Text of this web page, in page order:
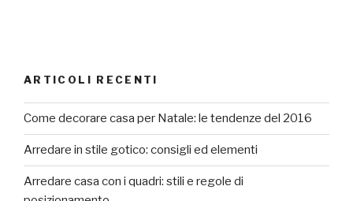
ARTICOLI RECENTI
Come decorare casa per Natale: le tendenze del 2016
Arredare in stile gotico: consigli ed elementi
Arredare casa con i quadri: stili e regole di